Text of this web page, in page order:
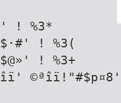
! %3*
! %3(
! %3+